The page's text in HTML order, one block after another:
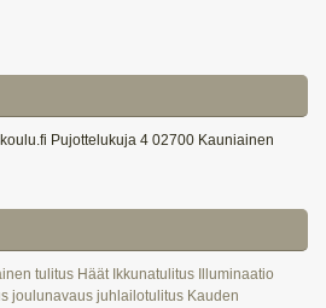
Pujottelukuja 4 02700 Kauniainen
tulitus Häät Ikkunatulitus
Illuminaatio
joulunavaus juhlailotulitus Kauden